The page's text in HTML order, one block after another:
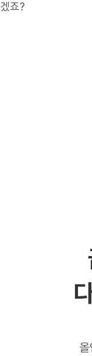
죠?